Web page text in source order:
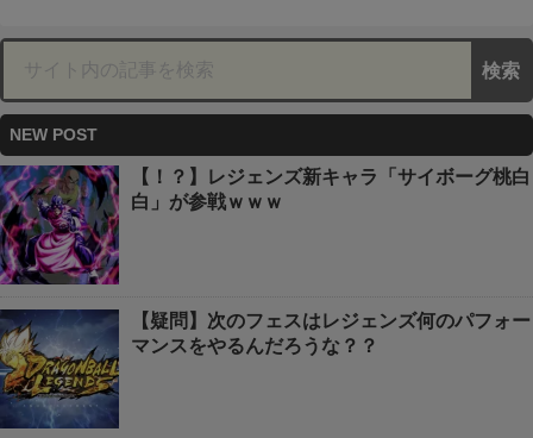
NEW POST
【！？】レジェンズ新キャラ「サイボーグ桃白
白」が参戦ｗｗｗ
【疑問】次のフェスはレジェンズ何のパフォー
マンスをやるんだろうな？？